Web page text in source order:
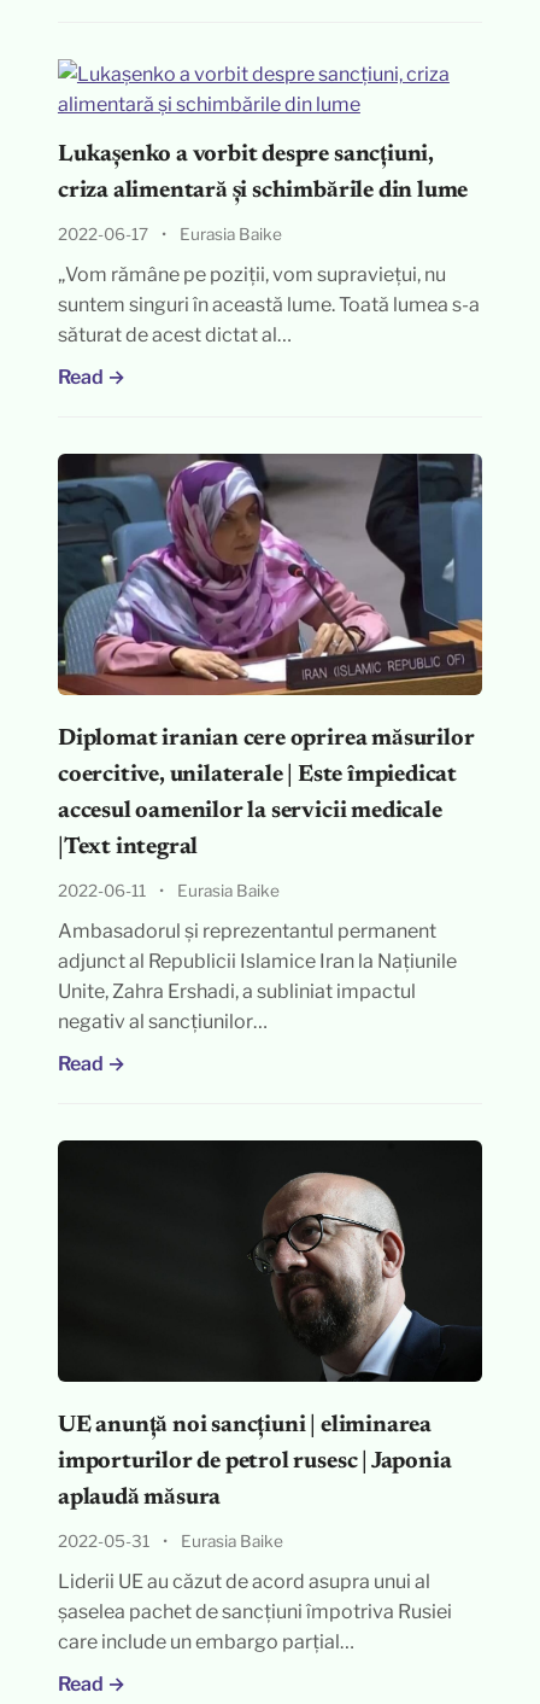
Lukașenko a vorbit despre sancțiuni,
criza alimentară și schimbările din lume
2022-06-17 • Eurasia Baike
„Vom rămâne pe poziții, vom supraviețui, nu
suntem singuri în această lume. Toată lumea s-a
săturat de acest dictat al…
Read →
Diplomat iranian cere oprirea măsurilor
coercitive, unilaterale | Este împiedicat
accesul oamenilor la servicii medicale
|Text integral
2022-06-11 • Eurasia Baike
Ambasadorul și reprezentantul permanent
adjunct al Republicii Islamice Iran la Națiunile
Unite, Zahra Ershadi, a subliniat impactul
negativ al sancțiunilor…
Read →
UE anunță noi sancțiuni | eliminarea
importurilor de petrol rusesc | Japonia
aplaudă măsura
2022-05-31 • Eurasia Baike
Liderii UE au căzut de acord asupra unui al
șaselea pachet de sancțiuni împotriva Rusiei
care include un embargo parțial…
Read →